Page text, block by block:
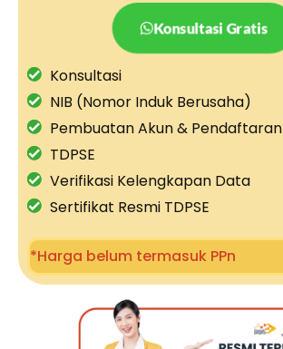
Konsultasi Gratis
Konsultasi
NIB (Nomor Induk Berusaha)
Pembuatan Akun & Pendaftaran
TDPSE
Verifikasi Kelengkapan Data
Sertifikat Resmi TDPSE
*Harga belum termasuk PPn​